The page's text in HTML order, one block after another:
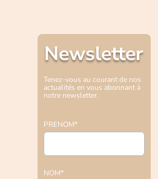
Newsletter
Tenez-vous au courant de nos
actualités en vous abonnant à
notre newsletter.
PRENOM*
NOM*